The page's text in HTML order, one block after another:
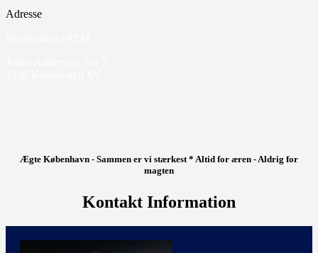
Adresse
Ægte København - Sammen er vi stærkest * Altid for æren - Aldrig for
magten
Kontakt Information